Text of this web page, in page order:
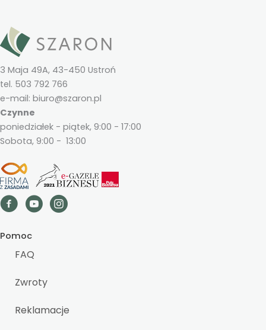
3 Maja 49A, 43-450 Ustroń
tel. 503 792 766
e-mail: biuro@szaron.pl
Czynne
poniedziałek - piątek, 9:00 - 17:00
Sobota, 9:00 - 13:00
Pomoc
FAQ
Zwroty
Reklamacje